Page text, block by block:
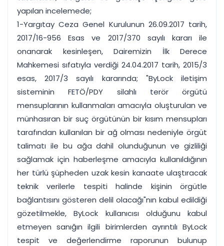
yapılan incelemede;
1-Yargıtay Ceza Genel Kurulunun 26.09.2017 tarih,
2017/16-956 Esas ve 2017/370 sayılı kararı ile
onanarak kesinleşen, Dairemizin İlk Derece
Mahkemesi sıfatıyla verdiği 24.04.2017 tarih, 2015/3
esas, 2017/3 sayılı kararında; "ByLock iletişim
sisteminin FETÖ/PDY silahlı terör örgütü
mensuplarının kullanmaları amacıyla oluşturulan ve
münhasıran bir suç örgütünün bir kısım mensupları
tarafından kullanılan bir ağ olması nedeniyle örgüt
talimatı ile bu ağa dahil olunduğunun ve gizliliği
sağlamak için haberleşme amacıyla kullanıldığının
her türlü şüpheden uzak kesin kanaate ulaştıracak
teknik verilerle tespiti halinde kişinin örgütle
bağlantısını gösteren delil olacağı"nın kabul edildiği
gözetilmekle, ByLock kullanıcısı olduğunu kabul
etmeyen sanığın ilgili birimlerden ayrıntılı ByLock
tespit ve değerlendirme raporunun bulunup